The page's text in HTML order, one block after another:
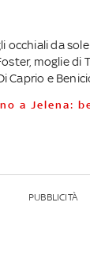
occhiali da
moglie di
Caprio e
PUBBLICITÀ